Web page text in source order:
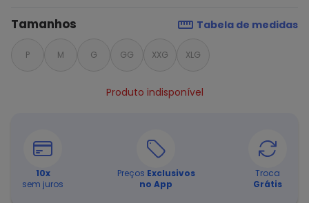
Tamanhos Tabela de medidas
P M G GG XXG XLG
Produto indisponível
10x
sem juros
Preços Exclusivos
no App
Troca
Grátis